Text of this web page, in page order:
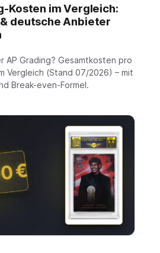
Kosten im Vergleich:
& deutsche Anbieter
AP Grading? Gesamtkosten pro
Vergleich (Stand 07/2026) – mit
Break-even-Formel.